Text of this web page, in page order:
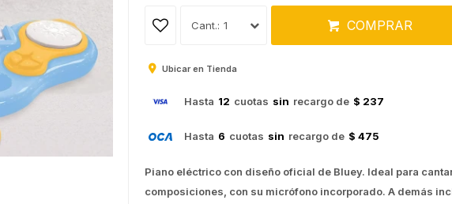
1 COMPRAR
Ubicar en Tienda
Hasta 12 cuotas sin recargo de $ 237
Hasta 6 cuotas sin recargo de $ 475
Piano eléctrico con diseño oficial de Bluey. Ideal para
composiciones, con su micrófono incorporado. A demás